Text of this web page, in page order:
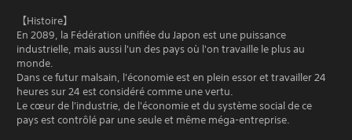
【Histoire】
En 2089, la Fédération unifiée du Japon est une puissance
industrielle, mais aussi l'un des pays où l'on travaille le plus au
monde.
Dans ce futur malsain, l'économie est en plein essor et travailler 24
heures sur 24 est considéré comme une vertu.
Le cœur de l'industrie, de l'économie et du système social de ce
pays est contrôlé par une seule et même méga-entreprise.